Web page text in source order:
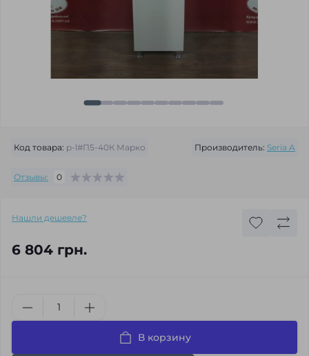
Код товара: p-l#П5-40К Марко Производитель: Seria A
Отзывы: 0
Нашли дешевле?
6 804 грн.
В корзину